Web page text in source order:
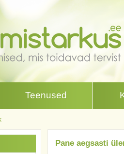
Teenused
Pane aegsasti